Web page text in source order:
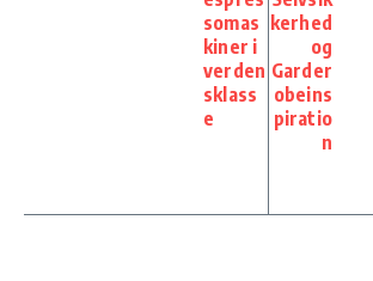
somas
kiner i
verden
sklass
e
kerhed
og
Garder
obeins
piratio
n